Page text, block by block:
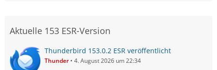
Aktuelle 153 ESR-Version
Thunderbird 153.0.2 ESR veröffentlicht
Thunder 4. August 2026 um 22:34